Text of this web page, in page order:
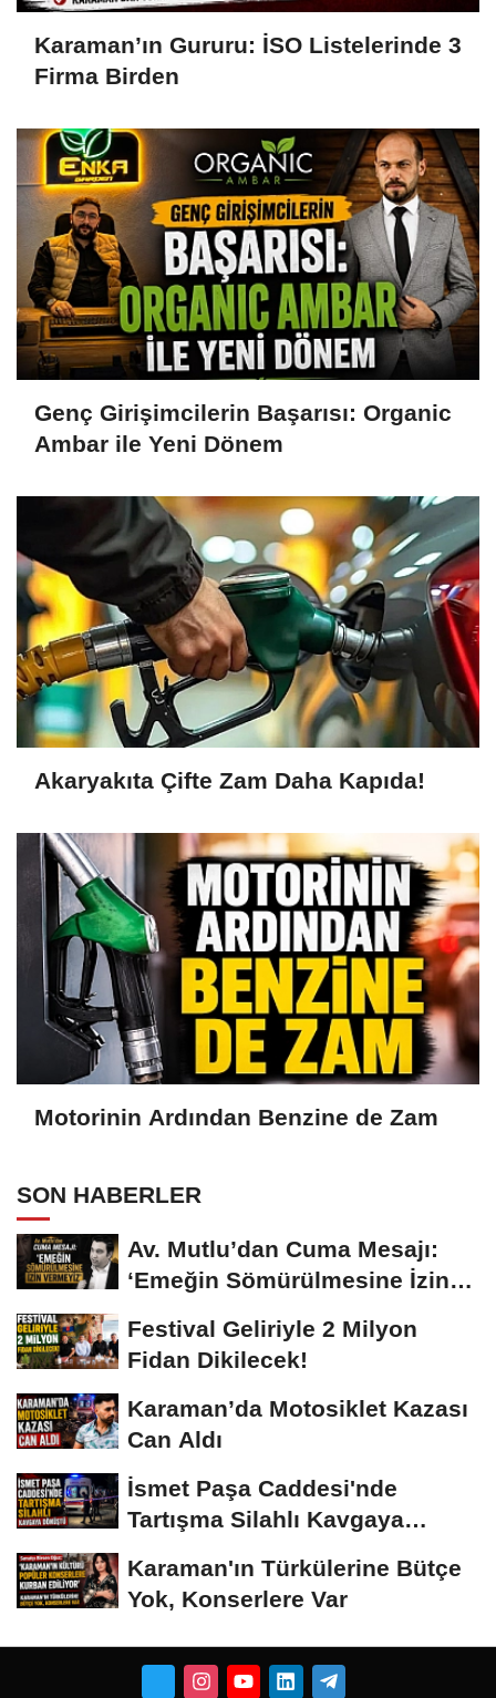
Karaman’ın Gururu: İSO Listelerinde 3
Firma Birden
Genç Girişimcilerin Başarısı: Organic
Ambar ile Yeni Dönem
Akaryakıta Çifte Zam Daha Kapıda!
Motorinin Ardından Benzine de Zam
SON HABERLER
Av. Mutlu’dan Cuma Mesajı:
‘Emeğin Sömürülmesine İzin
Festival Geliriyle 2 Milyon
Fidan Dikilecek!
Karaman’da Motosiklet Kazası
Can Aldı
İsmet Paşa Caddesi'nde
Tartışma Silahlı Kavgaya
Karaman'ın Türkülerine Bütçe
Yok, Konserlere Var